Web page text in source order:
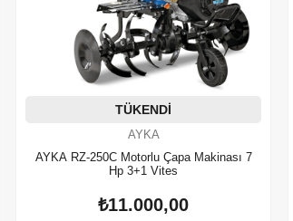
TÜKENDI
AYKA
AYKA RZ-250C Motorlu Çapa Makinası 7
Hp 3+1 Vites
₺11.000,00